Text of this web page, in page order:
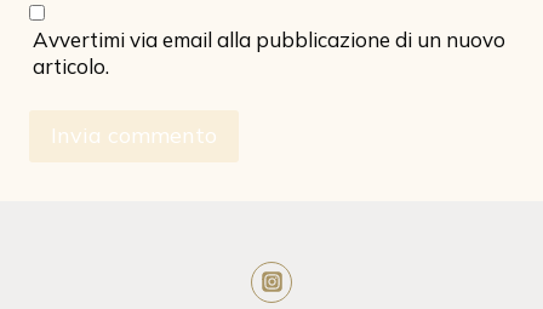
Avvertimi via email alla pubblicazione di un nuovo
articolo.